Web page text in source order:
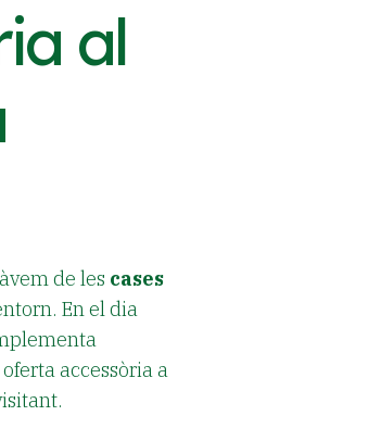
al
de les cases
En el dia
accessòria a